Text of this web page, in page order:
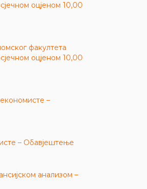
оцјеном 10,00
факултета
оцјеном 10,00
–
– Обавјештење
анализом –